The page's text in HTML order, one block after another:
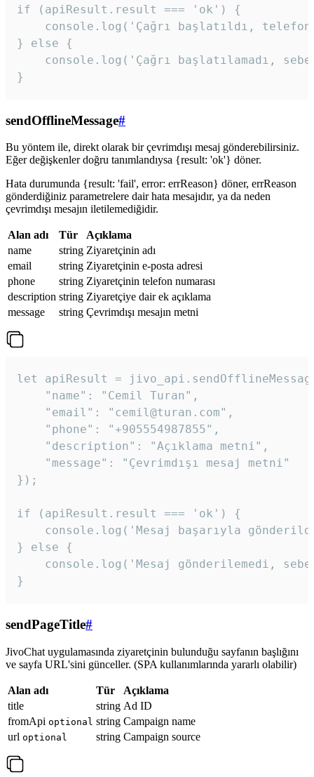
if (apiResult.result === 'ok') {
console.log('Çağrı başlatıldı,
} else {
console.log('Çağrı başlatılamadı,
}
sendOfflineMessage#
Bu yöntem ile, direkt olarak bir çevrimdışı mesaj gönderebilirsiniz.
Eğer değişkenler doğru tanımlandıysa {result: 'ok'} döner.
Hata durumunda {result: 'fail', error: errReason} döner, errReason
gönderdiğiniz parametrelere dair hata mesajıdır, ya da neden
çevrimdışı mesajın iletilemediğidir.
Alan adı Tür
Açıklama
name
string Ziyaretçinin adı
email
string Ziyaretçinin e-posta adresi
phone
string Ziyaretçinin telefon numarası
description string Ziyaretçiye dair ek açıklama
message
string Çevrimdışı mesajın metni
let apiResult =
    "name": "Cemil Turan",
    "email": "cemil@turan.com",
    "phone": "+905554987855",
    "description": "Açıklama metni",
    "message": "Çevrimdışı mesaj metni"
});
if (apiResult.result === 'ok') {
console.log('Mesaj başarıyla
} else {
console.log('Mesaj gönderilemedi,
}
sendPageTitle#
JivoChat uygulamasında ziyaretçinin bulunduğu sayfanın başlığını
ve sayfa URL'sini günceller. (SPA kullanımlarında yararlı olabilir)
Alan adı Tür
Açıklama
title
string Ad ID
fromApi optional string Campaign name
url optional string Campaign source